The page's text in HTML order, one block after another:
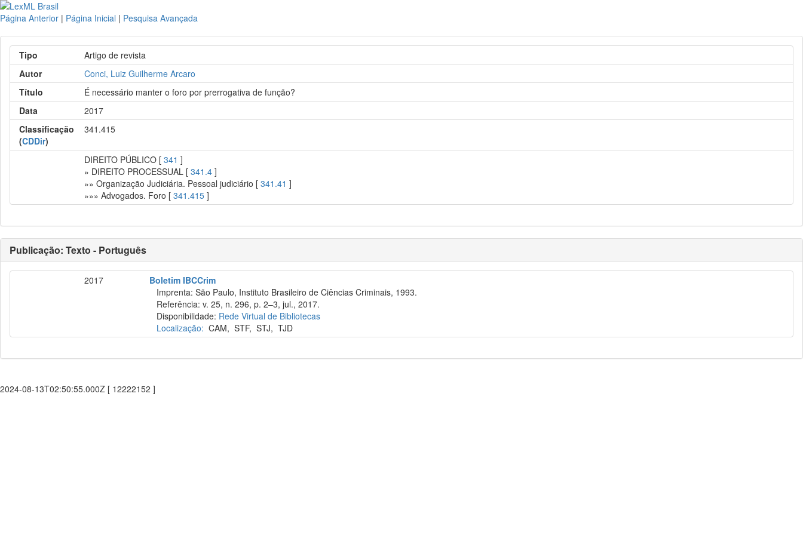
Página Anterior | Página Inicial | Pesquisa Avançada
Tipo
Artigo de revista
Autor
Conci, Luiz Guilherme Arcaro
Título
É necessário manter o foro por prerrogativa de função?
Data
2017
Classificação
(CDDir)
341.415
DIREITO PÚBLICO [341 ]
» DIREITO PROCESSUAL [341.4 ]
»» Organização Judiciária. Pessoal judiciário [341.41 ]
»»» Advogados. Foro [341.415 ]
Publicação: Texto - Português
2017
Boletim IBCCrim
Imprenta: São Paulo, Instituto Brasileiro de Ciências Criminais, 1993.
Referência: v. 25, n. 296, p. 2–3, jul., 2017.
Disponibilidade: Rede Virtual de Bibliotecas
Localização: CAM,STF,STJ,TJD
2024-08-13T02:50:55.000Z [ 12222152 ]